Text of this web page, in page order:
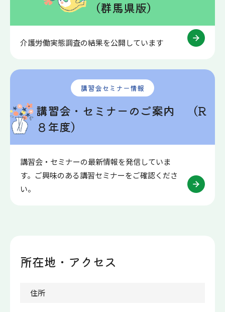
（群馬県版）
介護労働実態調査の結果を公開しています
講習会セミナー情報
講習会・セミナーのご案内 （R
８年度）
講習会・セミナーの最新情報を発信していま
す。ご興味のある講習セミナーをご確認くださ
い。
所在地・アクセス
住所